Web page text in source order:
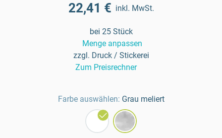
22,41 € inkl. MwSt.
bei 25 Stück
Menge anpassen
zzgl. Druck / Stickerei
Zum Preisrechner
Farbe auswählen: Grau meliert